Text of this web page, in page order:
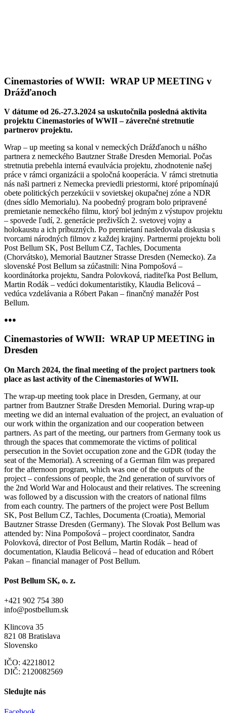
Cinemastories of WWII: WRAP UP MEETING v
Drážďanoch
V dátume od 26.-27.3.2024 sa uskutočnila posledná aktivita
projektu Cinemastories of WWII – záverečné stretnutie
partnerov projektu.
Wrap – up meeting sa konal v nemeckých Drážďanoch u nášho
partnera z nemeckého Bautzner Straße Dresden Memorial. Počas
stretnutia prebehla interná evaulvácia projektu, zhodnotenie našej
práce v rámci organizácii a spoločná kooperácia. V rámci stretnutia
nás naši partneri z Nemecka previedli priestormi, ktoré pripomínajú
obete politických perzekúcii v sovietskej okupačnej zóne a NDR
(dnes sídlo Memorialu). Na poobedný program bolo pripravené
premietanie nemeckého filmu, ktorý bol jedným z výstupov projektu
– spovede ľudí, 2. generácie preživších 2. svetovej vojny a
holokaustu a ich príbuzných. Po premietaní nasledovala diskusia s
tvorcami národných filmov z každej krajiny. Partnermi projektu boli
Post Bellum SK, Post Bellum CZ, Tachles, Documenta
(Chorvátsko), Memorial Bautzner Strasse Dresden (Nemecko). Za
slovenské Post Bellum sa zúčastnili: Nina Pompošová –
koordinátorka projektu, Sandra Polovková, riaditeľka Post Bellum,
Martin Rodák – vedúci dokumentaristiky, Klaudia Belicová –
vedúca vzdelávania a Róbert Pakan – finančný manažér Post
Bellum.
●●●
Cinemastories of WWII: WRAP UP MEETING in
Dresden
On March 2024, the final meeting of the project partners took
place as last activity of the Cinemastories of WWII.
The wrap-up meeting took place in Dresden, Germany, at our
partner from Bautzner Straße Dresden Memorial. During wrap-up
meeting we did an internal evaluation of the project, an evaluation of
our work within the organization and our cooperation between
partners. As part of the meeting, our partners from Germany took us
through the spaces that commemorate the victims of political
persecution in the Soviet occupation zone and the GDR (today the
seat of the Memorial). A screening of a German film was prepared
for the afternoon program, which was one of the outputs of the
project – confessions of people, the 2nd generation of survivors of
the 2nd World War and Holocaust and their relatives. The screening
was followed by a discussion with the creators of national films
from each country. The partners of the project were Post Bellum
SK, Post Bellum CZ, Tachles, Documenta (Croatia), Memorial
Bautzner Strasse Dresden (Germany). The Slovak Post Bellum was
attended by: Nina Pompošová – project coordinator, Sandra
Polovková, director of Post Bellum, Martin Rodák – head of
documentation, Klaudia Belicová – head of education and Róbert
Pakan – financial manager of Post Bellum.
Post Bellum SK, o. z.
+421 902 754 380
info@postbellum.sk
Klincova 35
821 08 Bratislava
Slovensko
IČO: 42218012
DIČ: 2120082569
Sledujte nás